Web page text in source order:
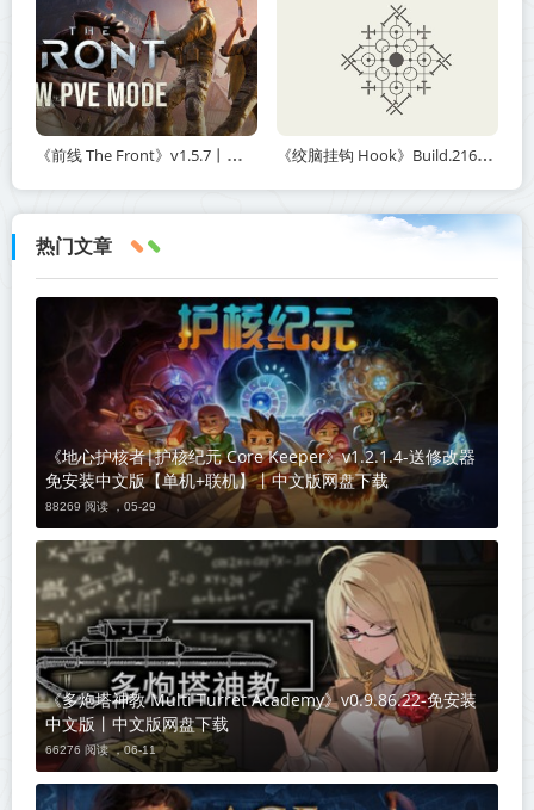
《前线 The Front》v1.5.7丨中文版网盘下载 《绞脑挂钩 Hook》Build.21678887-免安装中文版丨中文版网盘下载
热门文章
《地心护核者|护核纪元 Core Keeper》v1.2.1.4-送修改器
免安装中文版【单机+联机】丨中文版网盘下载
88269 阅读 ，05-29
《多炮塔神教 Multi Turret Academy》v0.9.86.22-免安装
中文版丨中文版网盘下载
66276 阅读 ，06-11